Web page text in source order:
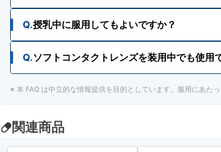
A.使用が検討できます。ただし、安易な使用
Q.授乳中に服用してもよいですか？
A.使用が検討できます。ただし、安易な使用
Q.ソフトコンタクトレンズを装用中でも使用
A.ソフトコンタクトレンズを装着したまま使
※ 本 FAQ は中立的な情報提供を目的としています。服用にあた
関連商品